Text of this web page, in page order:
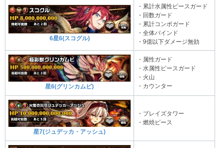
6星6(スコグル)
・累計水属性ピースガード
・回数ガード
・累計コンボガード
・全体バインド
・9億以下ダメージ無効
星6(グリンカムビ)
・属性ガード
・水属性ピースガード
・火山
・カウンター
星7(ジュデッカ・アッシュ)
・ブレイズタワー
・燃焼ピース